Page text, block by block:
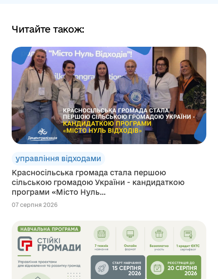
Читайте також:
управління відходами
Красносільська громада стала першою
сільською громадою України - кандидаткою
програми «Місто Нуль...
07 серпня 2026